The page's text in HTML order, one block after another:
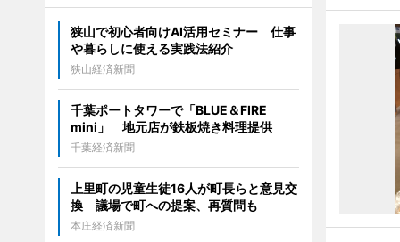
狭山で初心者向けAI活用セミナー 仕事
や暮らしに使える実践法紹介
狭山経済新聞
千葉ポートタワーで「BLUE＆FIRE
mini」 地元店が鉄板焼き料理提供
千葉経済新聞
上里町の児童生徒16人が町長らと意見交
換 議場で町への提案、再質問も
本庄経済新聞